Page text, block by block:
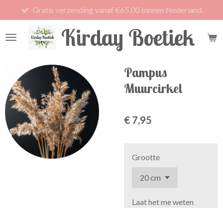
direct
naar
Kirday Boetiek
Gratis verzending vanaf €65,00 binnen Nederland.
Pampus
Muurcirkel
€ 7,95
Grootte
Laat het me weten